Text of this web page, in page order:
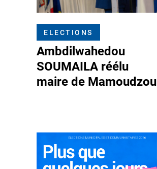
ELECTIONS
Ambdilwahedou
SOUMAILA réélu
maire de Mamoudzou